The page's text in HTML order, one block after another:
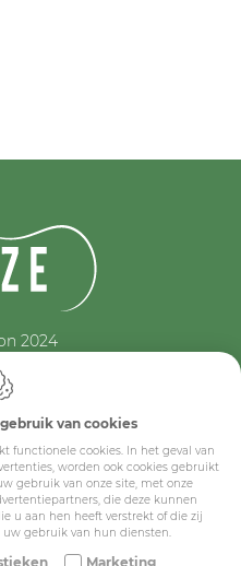
2024
van cookies
functionele cookies. In het geval van
worden ook cookies gebruikt
gebruik van onze site, met onze
die deze kunnen
u aan hen heeft verstrekt of die zij
uw gebruik van hun diensten.
Marketing